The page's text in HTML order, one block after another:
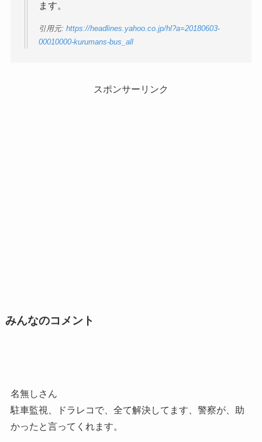
ます。
引用元: https://headlines.yahoo.co.jp/hl?a=20180603-
00010000-kurumans-bus_all
スポンサーリンク
みんなのコメント
名無しさん
駐車監視、ドラレコで、全て解決してます、警察が、助
かったと言ってくれます。